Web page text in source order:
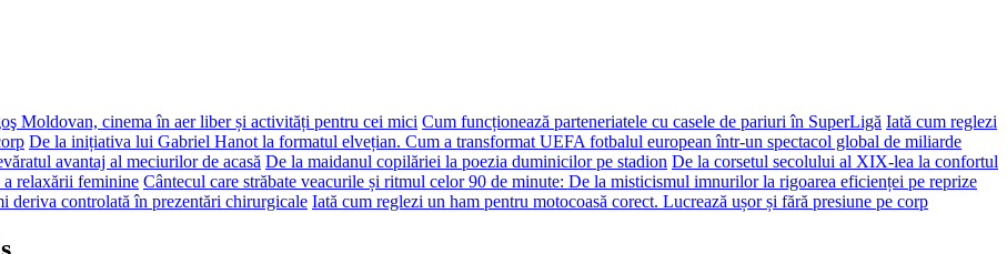
Moldovan, cinema în aer liber și activități pentru cei mici Cum funcționează parteneriatele cu casele de pariuri în SuperLigă Iată cum reglezi
De la inițiativa lui Gabriel Hanot la formatul elvețian. Cum a transformat UEFA fotbalul european într-un spectacol global de miliarde
avantaj al meciurilor de acasă De la maidanul copilăriei la poezia duminicilor pe stadion De la corsetul secolului al XIX-lea la confortul
relaxării feminine Cântecul care străbate veacurile și ritmul celor 90 de minute: De la misticismul imnurilor la rigoarea eficienței pe reprize
deriva controlată în prezentări chirurgicale Iată cum reglezi un ham pentru motocoasă corect. Lucrează ușor și fără presiune pe corp